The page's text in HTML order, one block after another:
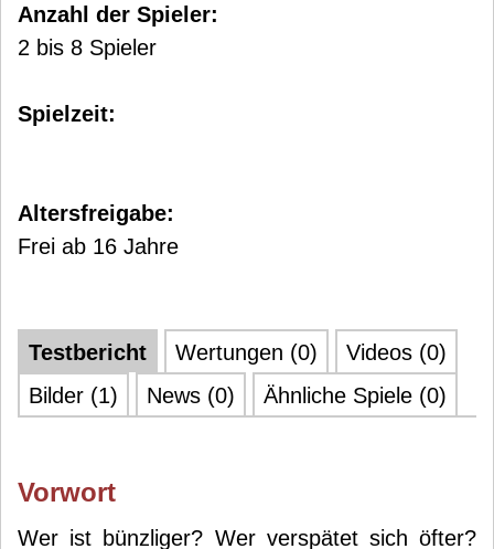
Anzahl der Spieler:
2 bis 8 Spieler
Spielzeit:
Altersfreigabe:
Frei ab 16 Jahre
Testbericht Wertungen (0)
Videos (0)
Bilder (1)
News (0) Ähnliche Spiele (0)
Vorwort
Wer ist bünzliger? Wer verspätet sich öfter?